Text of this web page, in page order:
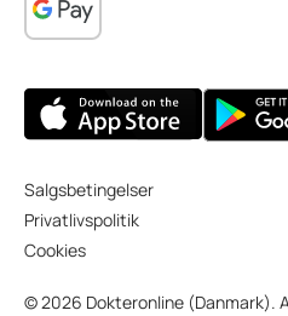
Salgsbetingelser
Privatlivspolitik
Cookies
© 2026 Dokteronline (Danmark).